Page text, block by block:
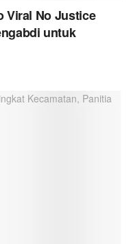
Viral No Justice
untuk